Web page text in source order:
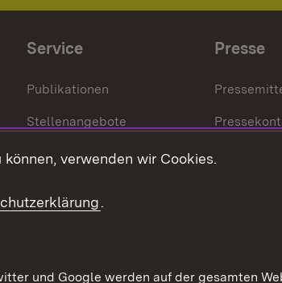
Service
Publikationen
Stellenangebote
Kontakt
Presse
verwenden wir Cookies.
.
und Google werden auf der gesamten